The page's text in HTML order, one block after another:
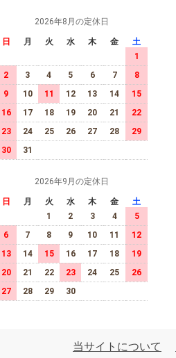
2026年8月の定休日
日 月 火 水 木 金
土
1
2
3 4 5 6 7
8
9
10 11 12 13 14
15
16
17 18 19 20 21
22
23
24 25 26 27 28
29
30
31
2026年9月の定休日
日 月 火 水 木 金
土
1
2 3 4
5
6
7 8 9 10 11
12
13
14 15 16 17 18
19
20
21 22 23 24 25
26
27
28 29 30
当サイトについて